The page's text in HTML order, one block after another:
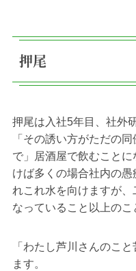
押尾
押尾は入社5年目、社外
「その誘い方がただの
で」居酒屋で飲むこと
けば多くの場合社内の
れこれ水を向けますが
なっていること以上のこ
「わたし芦川さんのこ
ます。